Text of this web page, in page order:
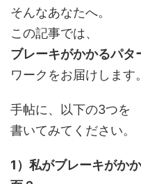
そんなあなたへ。
この記事では、
ブレーキがかかるパタ
ワークをお届けします。
手帖に、以下の3つを
書いてみてください。
1）私がブレーキがか